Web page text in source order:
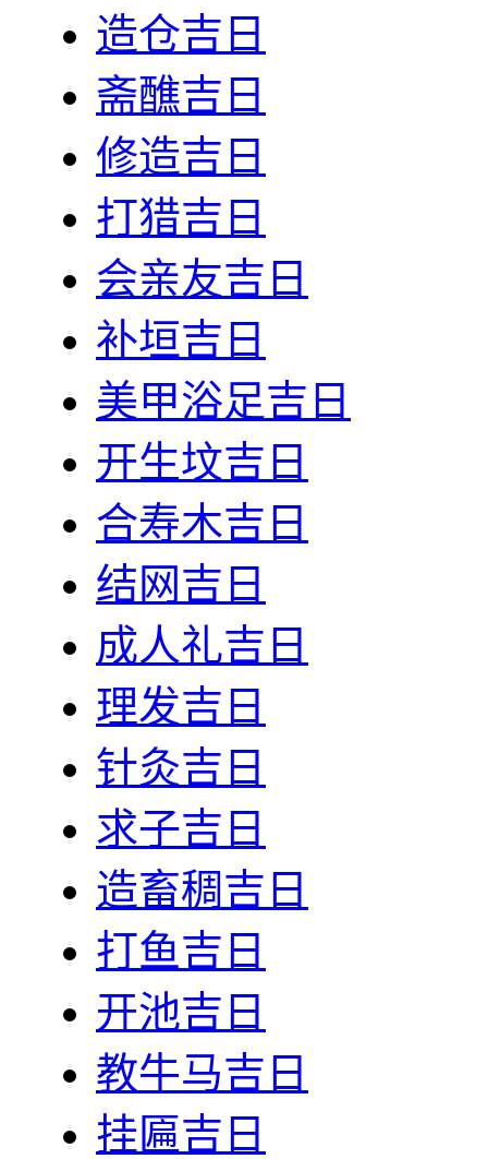
造仓吉日
斋醮吉日
修造吉日
打猎吉日
会亲友吉日
补垣吉日
美甲浴足吉日
开生坟吉日
合寿木吉日
结网吉日
成人礼吉日
理发吉日
针灸吉日
求子吉日
造畜稠吉日
打鱼吉日
开池吉日
教牛马吉日
挂匾吉日